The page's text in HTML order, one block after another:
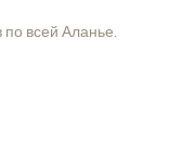
по всей Аланье.